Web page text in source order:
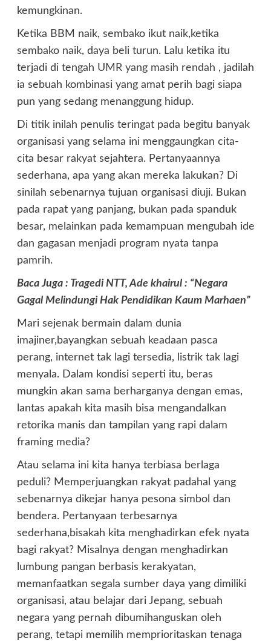
kemungkinan.
Ketika BBM naik, sembako ikut naik,ketika
sembako naik, daya beli turun. Lalu ketika itu
terjadi di tengah UMR yang masih rendah , jadilah
ia sebuah kombinasi yang amat perih bagi siapa
pun yang sedang menanggung hidup.
Di titik inilah penulis teringat pada begitu banyak
organisasi yang selama ini menggaungkan cita-
cita besar rakyat sejahtera. Pertanyaannya
sederhana, apa yang akan mereka lakukan? Di
sinilah sebenarnya tujuan organisasi diuji. Bukan
pada rapat yang panjang, bukan pada spanduk
besar, melainkan pada kemampuan mengubah ide
dan gagasan menjadi program nyata tanpa
pamrih.
Baca Juga : Tragedi NTT, Ade khairul : “Negara
Gagal Melindungi Hak Pendidikan Kaum Marhaen”
Mari sejenak bermain dalam dunia
imajiner,bayangkan sebuah keadaan pasca
perang, internet tak lagi tersedia, listrik tak lagi
menyala. Dalam kondisi seperti itu, beras
mungkin akan sama berharganya dengan emas,
lantas apakah kita masih bisa mengandalkan
retorika manis dan tampilan yang rapi dalam
framing media?
Atau selama ini kita hanya terbiasa berlaga
peduli? Memperjuangkan rakyat padahal yang
sebenarnya dikejar hanya pesona simbol dan
bendera. Pertanyaan terbesarnya
sederhana,bisakah kita menghadirkan efek nyata
bagi rakyat? Misalnya dengan menghadirkan
lumbung pangan berbasis kerakyatan,
memanfaatkan segala sumber daya yang dimiliki
organisasi, atau belajar dari Jepang, sebuah
negara yang pernah dibumihanguskan oleh
perang, tetapi memilih memprioritaskan tenaga